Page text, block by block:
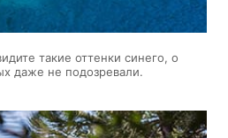
такие оттенки синего, о
даже не подозревали.